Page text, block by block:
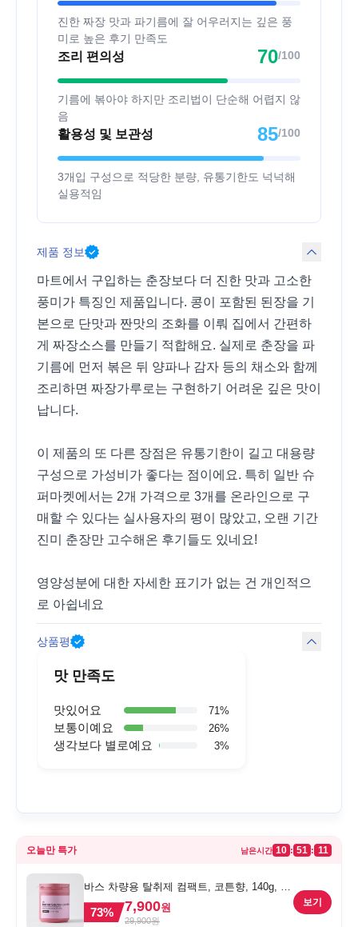
진한 짜장 맛과 파기름에 잘 어우러지는 깊은 풍
미로 높은 후기 만족도
조리 편의성 70/100
기름에 볶아야 하지만 조리법이 단순해 어렵지 않
음
활용성 및 보관성 85/100
3개입 구성으로 적당한 분량, 유통기한도 넉넉해
실용적임
제품 정보
마트에서 구입하는 춘장보다 더 진한 맛과 고소한
풍미가 특징인 제품입니다. 콩이 포함된 된장을 기
본으로 단맛과 짠맛의 조화를 이뤄 집에서 간편하
게 짜장소스를 만들기 적합해요. 실제로 춘장을 파
기름에 먼저 볶은 뒤 양파나 감자 등의 채소와 함께
조리하면 짜장가루로는 구현하기 어려운 깊은 맛이
납니다.
이 제품의 또 다른 장점은 유통기한이 길고 대용량
구성으로 가성비가 좋다는 점이에요. 특히 일반 슈
퍼마켓에서는 2개 가격으로 3개를 온라인으로 구
매할 수 있다는 실사용자의 평이 많았고, 오랜 기간
진미 춘장만 고수해온 후기들도 있네요!
영양성분에 대한 자세한 표기가 없는 건 개인적으
로 아쉽네요
상품평
맛 만족도
맛있어요 71%
보통이예요 26%
생각보다 별로예요 3%
오늘만 특가 남은시간 10 : 51 : 11
바스 차량용 탈취제 컴팩트, 코튼향, 140g, 1
개
73% 7,900원
29,900원
보기